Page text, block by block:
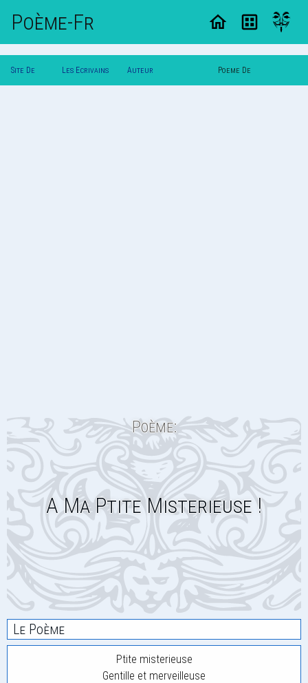
Poème-Fr
Site De Les Ecrivains Auteur Poeme De
Poème:
A Ma Ptite Misterieuse !
Le Poème
Ptite misterieuse
Gentille et merveilleuse